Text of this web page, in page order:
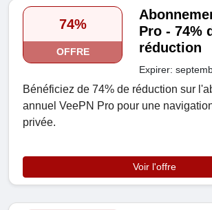
74%
OFFRE
Pro - 74%
réduction
Expirer:
Bénéficiez de 74% de réduction sur
annuel VeePN Pro pour une
privée.
Voir l'offre